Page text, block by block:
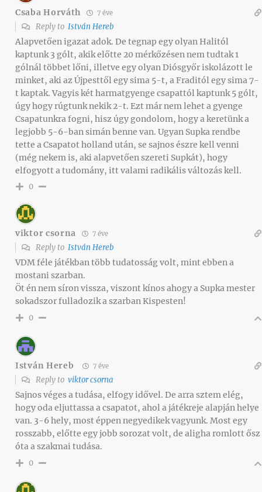
Csaba Horváth 7 éve
Reply to István Hereb
Alapvetően igazat adok. De tegnap egy olyan Halitól
kaptunk 3 gólt, akik előtte 20 mérkőzésen nem tudtak 1
gólnál többet lőni, illetve egy olyan Diósgyőr iskolázott le
minket, aki az Újpesttől egy sima 5-t, a Fraditól egy sima 7-
t kaptak. Vagyis két harmatgyenge csapattól kaptunk 5 gólt,
úgy hogy rúgtunk nekik 2-t. Ezt már nem lehet a gyenge
Csapatunkra fogni, hisz úgy gondolom, hogy a keretünk a
legjobb 5-6-ban simán benne van. Ugyan Supka rendbe
tette a Csapatot holland után, se sajnos észre kell venni
(még nekem is, aki alapvetően szereti Supkát), hogy
elfogyott a tudomány, itt valami radikális változás kell.
0
viktor csorna 7 éve
Reply to István Hereb
VDM féle játékban több tudatosság volt, mint ebben a
mostani szarban.
Öt én nem síron vissza, viszont kínos ahogy a Supka mester
sokadszor fulladozik a szarban Kispesten!
0
István Hereb 7 éve
Reply to viktor csorna
Sajnos véges a tudása, elfogy idővel. De arra sztem elég,
hogy oda eljuttassa a csapatot, ahol a játékreje alapján helye
van. 3-6 hely, most éppen negyedikek vagyunk. Most egy
rosszabb, előtte egy jobb sorozat volt, de aligha romlott ősz
óta a szakmai tudása.
0